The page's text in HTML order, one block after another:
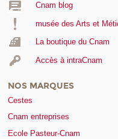
Cnam blog
musée des Arts et
La boutique du Cnam
Accès à intraCnam
NOS MARQUES
Cestes
Cnam entreprises
Ecole Pasteur-Cnam